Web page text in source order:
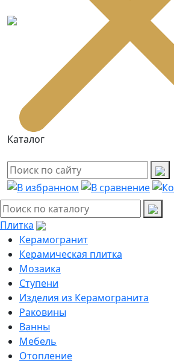
Каталог
Плитка
Керамогранит
Керамическая плитка
Мозаика
Ступени
Изделия из Керамогранита
Раковины
Ванны
Мебель
Отопление